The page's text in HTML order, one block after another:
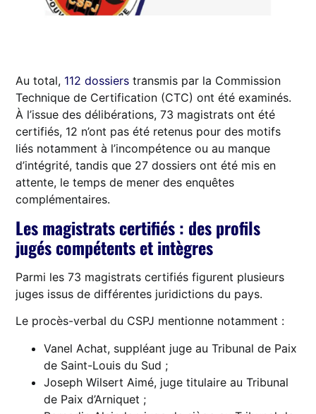
Au total, 112 dossiers transmis par la Commission
Technique de Certification (CTC) ont été examinés.
À l’issue des délibérations, 73 magistrats ont été
certifiés, 12 n’ont pas été retenus pour des motifs
liés notamment à l’incompétence ou au manque
d’intégrité, tandis que 27 dossiers ont été mis en
attente, le temps de mener des enquêtes
complémentaires.
Les magistrats certifiés : des profils
jugés compétents et intègres
Parmi les 73 magistrats certifiés figurent plusieurs
juges issus de différentes juridictions du pays.
Le procès-verbal du CSPJ mentionne notamment :
Vanel Achat, suppléant juge au Tribunal de Paix
de Saint-Louis du Sud ;
Joseph Wilsert Aimé, juge titulaire au Tribunal
de Paix d’Arniquet ;